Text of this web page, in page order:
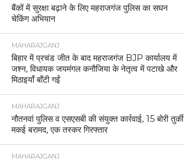
बैंकों में सुरक्षा बढ़ाने के लिए महराजगंज पुलिस का सघन
चेकिंग अभियान
MAHARAJGANJ
बिहार में प्रचंड जीत के बाद महराजगंज BJP कार्यालय में
जश्न, विधायक जयमंगल कनौजिया के नेतृत्व में पटाखे और
मिठाइयाँ बाँटी गईं
MAHARAJGANJ
नौतनवां पुलिस व एसएसबी की संयुक्त कार्रवाई, 15 बोरी तुर्की
मकई बरामद, एक तस्कर गिरफ्तार
MAHARAJGANJ